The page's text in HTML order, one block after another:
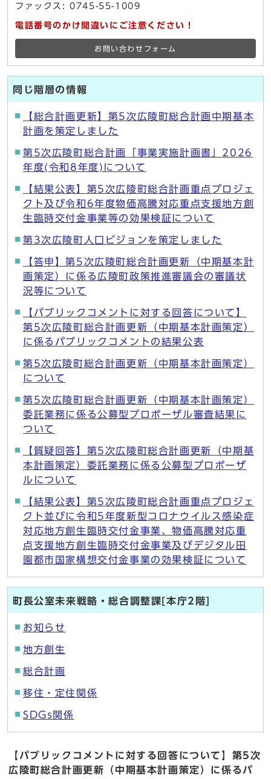
ファックス: 0745-55-1009
電話番号のかけ間違いにご注意ください！
お問い合わせフォーム
同じ階層の情報
【総合計画更新】第5次広陵町総合計画中期基本
計画を策定しました
第5次広陵町総合計画「事業実施計画書」2026
年度(令和8年度)について
【結果公表】第5次広陵町総合計画重点プロジェ
クト及び令和6年度物価高騰対応重点支援地方創
生臨時交付金事業等の効果検証について
第3次広陵町人口ビジョンを策定しました
【答申】第5次広陵町総合計画更新（中期基本計
画策定）に係る広陵町政策推進審議会の審議状
況等について
【パブリックコメントに対する回答について】
第5次広陵町総合計画更新（中期基本計画策定）
に係るパブリックコメントの結果公表
第5次広陵町総合計画更新（中期基本計画策定）
について
第5次広陵町総合計画更新（中期基本計画策定）
委託業務に係る公募型プロポーザル審査結果に
ついて
【質疑回答】第5次広陵町総合計画更新（中期基
本計画策定）委託業務に係る公募型プロポーザ
ルについて
【結果公表】第5次広陵町総合計画重点プロジェ
クト並びに令和5年度新型コロナウイルス感染症
対応地方創生臨時交付金事業、物価高騰対応重
点支援地方創生臨時交付金事業及びデジタル田
園都市国家構想交付金事業の効果検証について
町長公室未来戦略・総合調整課[本庁2階]
お知らせ
地方創生
総合計画
移住・定住関係
SDGs関係
【パブリックコメントに対する回答について】第5次
広陵町総合計画更新（中期基本計画策定）に係るパ